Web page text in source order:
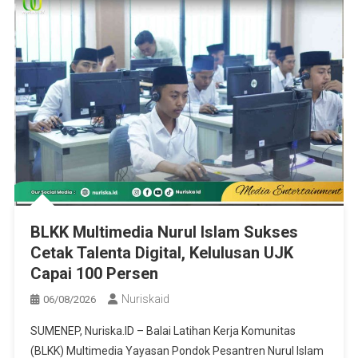
BLKK Multimedia Nurul Islam Sukses
Cetak Talenta Digital, Kelulusan UJK
Capai 100 Persen
06/08/2026 Nuriskaid
SUMENEP, Nuriska.ID – Balai Latihan Kerja Komunitas
(BLKK) Multimedia Yayasan Pondok Pesantren Nurul Islam